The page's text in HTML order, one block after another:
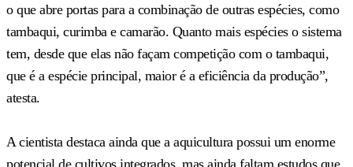
o que abre portas para a combinação de outras espécies, como
tambaqui, curimba e camarão. Quanto mais espécies o sistema
tem, desde que elas não façam competição com o tambaqui,
que é a espécie principal, maior é a eficiência da produção”,
atesta.
A cientista destaca ainda que a aquicultura possui um enorme
potencial de cultivos integrados, mas ainda faltam estudos que